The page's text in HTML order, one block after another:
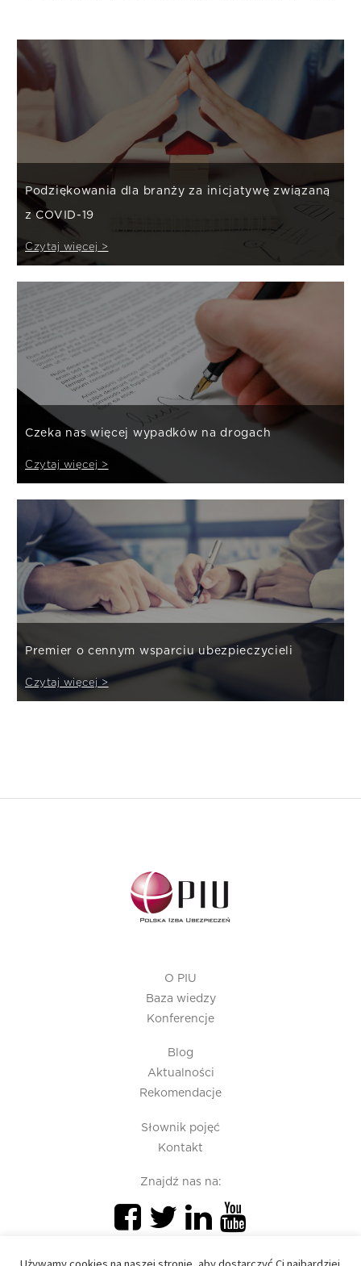
Podziękowania dla branży za inicjatywę związaną
z COVID-19
Czytaj więcej >
Czeka nas więcej wypadków na drogach
Czytaj więcej >
Premier o cennym wsparciu ubezpieczycieli
Czytaj więcej >
O PIU
Baza wiedzy
Konferencje
Blog
Aktualności
Rekomendacje
Słownik pojęć
Kontakt
Znajdź nas na: